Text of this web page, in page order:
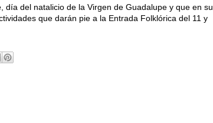
del natalicio de la Virgen de Guadalupe y que en su
que darán pie a la Entrada Folklórica del 11 y